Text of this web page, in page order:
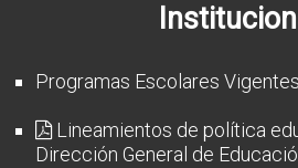
Programas Escolares Vigentes
Lineamientos de política
Dirección General de